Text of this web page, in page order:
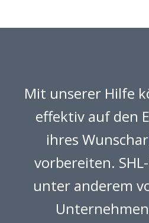
Mit unserer Hilfe
effektiv auf den
ihres
vorbereiten.
unter anderem